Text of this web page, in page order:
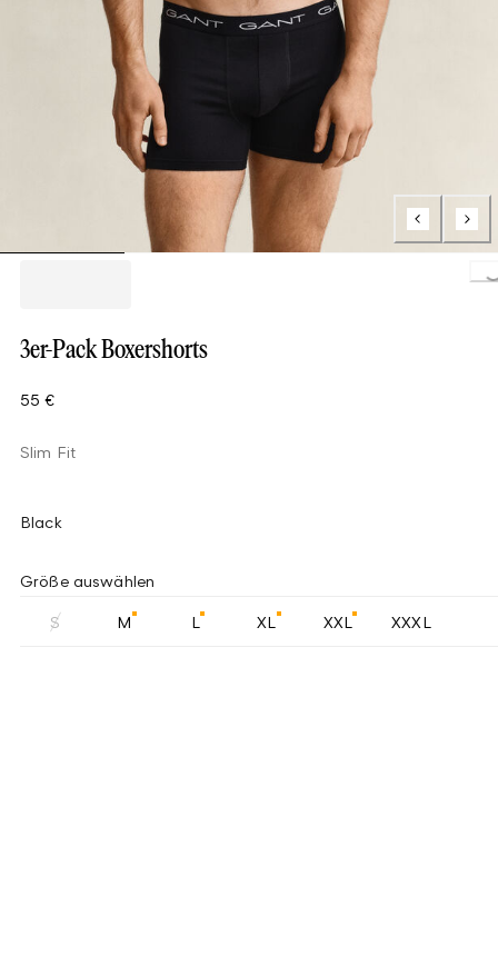
3er-Pack Boxershorts
55 €
Slim Fit
Black
Größe auswählen
S M L XL XXL XXXL